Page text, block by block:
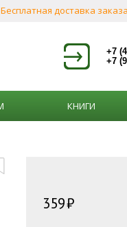
Бесплатная доставка
+7
+7
КНИГИ
359